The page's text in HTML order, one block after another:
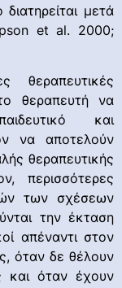
μετά
et al. 2000;
θεραπευτικές
θεραπευτή να
και
να αποτελούν
θεραπευτικής
περισσότερες
των σχέσεων
την έκταση
απέναντι στον
όταν δε θέλουν
και όταν έχουν